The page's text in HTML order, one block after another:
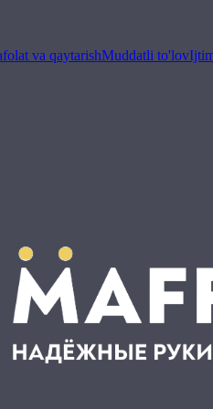
va qaytarishMuddatli to'lov